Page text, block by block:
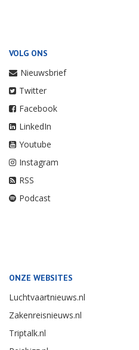
VOLG ONS
Nieuwsbrief
Twitter
Facebook
LinkedIn
Youtube
Instagram
RSS
Podcast
ONZE WEBSITES
Luchtvaartnieuws.nl
Zakenreisnieuws.nl
Triptalk.nl